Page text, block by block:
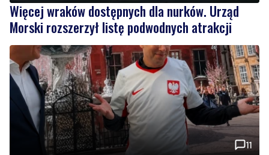
Więcej wraków dostępnych dla nurków. Urząd
Morski rozszerzył listę podwodnych atrakcji
11